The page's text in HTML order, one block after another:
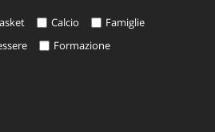
Calcio
Famiglie
Formazione